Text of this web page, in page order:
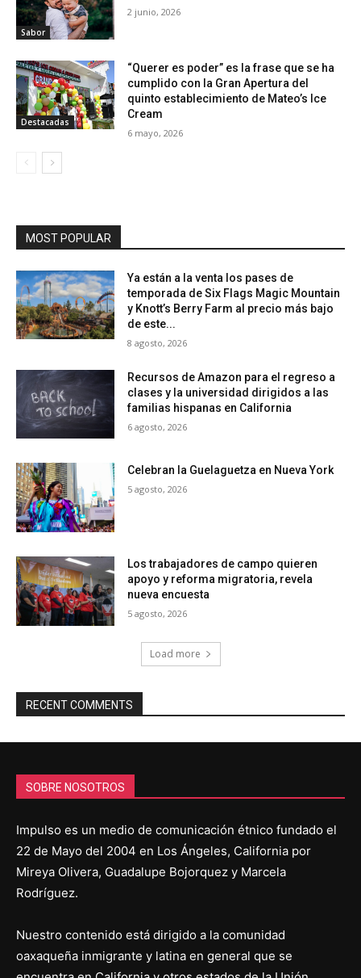
Sabor
2 junio, 2026
Destacadas
“Querer es poder” es la frase que se ha
cumplido con la Gran Apertura del
quinto establecimiento de Mateo’s Ice
Cream
6 mayo, 2026
MOST POPULAR
Ya están a la venta los pases de
temporada de Six Flags Magic Mountain
y Knott’s Berry Farm al precio más bajo
de este...
8 agosto, 2026
Recursos de Amazon para el regreso a
clases y la universidad dirigidos a las
familias hispanas en California
6 agosto, 2026
Celebran la Guelaguetza en Nueva York
5 agosto, 2026
Los trabajadores de campo quieren
apoyo y reforma migratoria, revela
nueva encuesta
5 agosto, 2026
Load more
RECENT COMMENTS
SOBRE NOSOTROS
Impulso es un medio de comunicación étnico fundado el
22 de Mayo del 2004 en Los Ángeles, California por
Mireya Olivera, Guadalupe Bojorquez y Marcela
Rodríguez.
Nuestro contenido está dirigido a la comunidad
oaxaqueña inmigrante y latina en general que se